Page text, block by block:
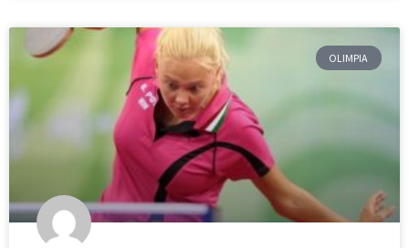
OLIMPIA